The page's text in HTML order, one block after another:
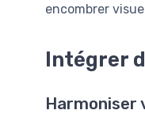
encombrer
Intégrer
Harmoniser